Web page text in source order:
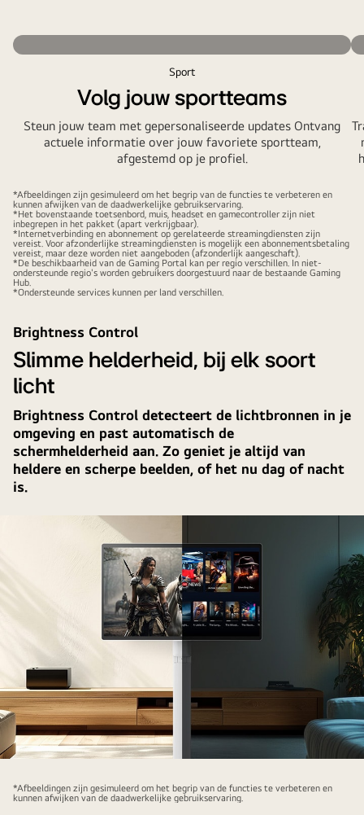
Sport
Volg jouw sportteams
Steun jouw team met gepersonaliseerde updates Ontvang
actuele informatie over jouw favoriete sportteam,
afgestemd op je profiel.
*Afbeeldingen zijn gesimuleerd om het begrip van de functies te verbeteren en
kunnen afwijken van de daadwerkelijke gebruikservaring.
*Het bovenstaande toetsenbord, muis, headset en gamecontroller zijn niet
inbegrepen in het pakket (apart verkrijgbaar).
*Internetverbinding en abonnement op gerelateerde streamingdiensten zijn
vereist. Voor afzonderlijke streamingdiensten is mogelijk een abonnementsbetaling
vereist, maar deze worden niet aangeboden (afzonderlijk aangeschaft).
*De beschikbaarheid van de Gaming Portal kan per regio verschillen. In niet-
ondersteunde regio's worden gebruikers doorgestuurd naar de bestaande Gaming
Hub.
*Ondersteunde services kunnen per land verschillen.
Brightness Control
Slimme helderheid, bij elk soort
licht
Brightness Control detecteert de lichtbronnen in je
omgeving en past automatisch de
schermhelderheid aan. Zo geniet je altijd van
heldere en scherpe beelden, of het nu dag of nacht
is.
linkerafbeelding
toont
*Afbeeldingen zijn gesimuleerd om het begrip van de functies te verbeteren en
kunnen afwijken van de daadwerkelijke gebruikservaring.